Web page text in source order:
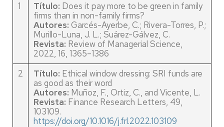
1 Título: Does it pay more to be green in family
firms than in non-family firms?
Autores: Garcés-Ayerbe, C.; Rivera-Torres, P.;
Murillo-Luna, J. L.; Suárez-Gálvez, C.
Revista: Review of Managerial Science,
2022, 16, 1365–1386
2
Título: Ethical window dressing: SRI funds are
as good as their word
Autores: Muñoz, F., Ortiz, C., and Vicente, L.
Revista: Finance Research Letters, 49,
103109.
https://doi.org/10.1016/j.frl.2022.103109